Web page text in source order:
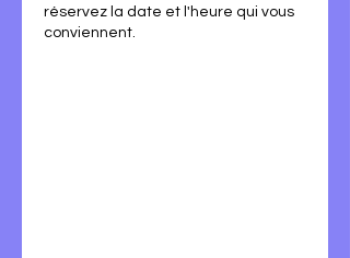
réservez la date et l'heure qui vous
conviennent.